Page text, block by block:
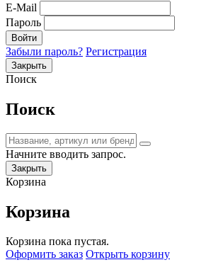
E-Mail
Пароль
Войти
Забыли пароль? Регистрация
Закрыть
Поиск
Поиск
Начните вводить запрос.
Закрыть
Корзина
Корзина
Корзина пока пустая.
Оформить заказ Открыть корзину